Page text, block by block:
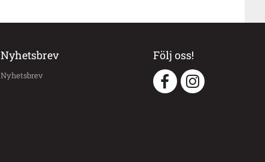
Nyhetsbrev
Nyhetsbrev
Följ oss!